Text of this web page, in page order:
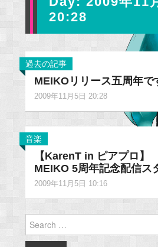
20:28
過去の記事
MEIKOリリース五周年で
2009年11月5日 20:28
音楽
【KarenT in ピアプ
MEIKO 5周年記念配信ス
2009年11月5日 10:16
Search
for: